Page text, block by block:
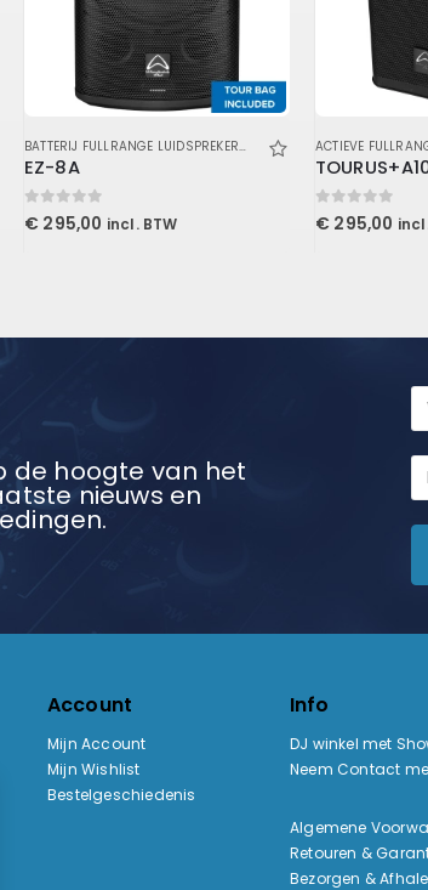
,GELUID ,LUIDSPREKERS BATTERIJ FULLRANGE LUIDSPREKERS GELUID LUIDSPREKERS
EZ-8A
0out of 5
€ 295,00 incl. BTW
ACTIEVE
0out of 5
€ 295,00
de hoogte van het
nieuws en
Account
Mijn Account
Mijn Wishlist
Bestelgeschiedenis
Info
DJ winkel met
Neem Contact
Algemene
Retouren &
Bezorgen &